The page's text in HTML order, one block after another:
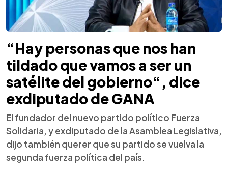
“Hay personas que nos han
tildado que vamos a ser un
satélite del gobierno“, dice
exdiputado de GANA
El fundador del nuevo partido político Fuerza
Solidaria, y exdiputado de la Asamblea Legislativa,
dijo también querer que su partido se vuelva la
segunda fuerza política del país.